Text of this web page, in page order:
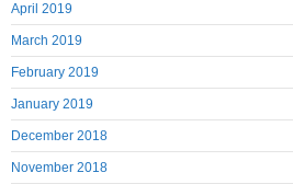
April 2019
March 2019
February 2019
January 2019
December 2018
November 2018